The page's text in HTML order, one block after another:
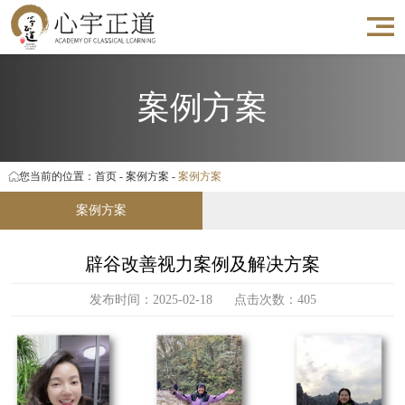
案例方案
您当前的位置： 首页 - 案例方案 - 案例方案
案例方案
辟谷改善视力案例及解决方案
发布时间：2025-02-18 点击次数：405